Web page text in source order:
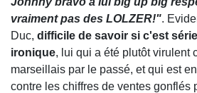
vraiment pas des LOLZER!".
Duc, difficile de savoir si c'est
ironique, lui qui a été plutôt virulent
marseillais par le passé, et qui est
contre les chiffres de ventes gonflés